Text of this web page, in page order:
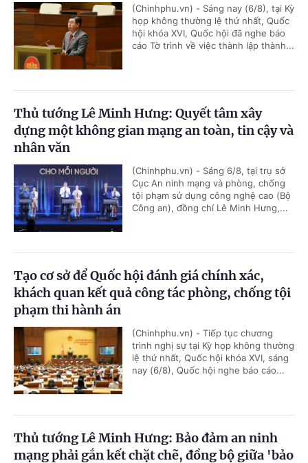
(Chinhphu.vn) - Sáng nay (6/8), tại Kỳ
họp không thường lệ thứ nhất, Quốc
hội khóa XVI, Quốc hội đã nghe báo
cáo Tờ trình về việc thành lập thành...
Thủ tướng Lê Minh Hưng: Quyết tâm xây
dựng một không gian mạng an toàn, tin cậy và
nhân văn
(Chinhphu.vn) - Sáng 6/8, tại trụ sở
Cục An ninh mạng và phòng, chống
tội phạm sử dụng công nghệ cao (Bộ
Công an), đồng chí Lê Minh Hưng,...
Tạo cơ sở để Quốc hội đánh giá chính xác,
khách quan kết quả công tác phòng, chống tội
phạm thi hành án
(Chinhphu.vn) - Tiếp tục chương
trình nghị sự tại Kỳ họp không thường
lệ thứ nhất, Quốc hội khóa XVI, sáng
nay (6/8), Quốc hội nghe báo cáo...
Thủ tướng Lê Minh Hưng: Bảo đảm an ninh
mạng phải gắn kết chặt chẽ, đồng bộ giữa 'bảo